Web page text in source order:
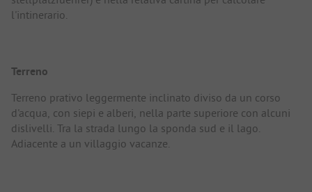
l'intinerario.
Terreno
Terreno prativo leggermente inclinato diviso da un corso
d'acqua, con siepi e alberi, nella parte superiore con alcuni
dislivelli. Tra la strada lungo la sponda sud e il lago.
Adiacente a un villaggio vacanze.